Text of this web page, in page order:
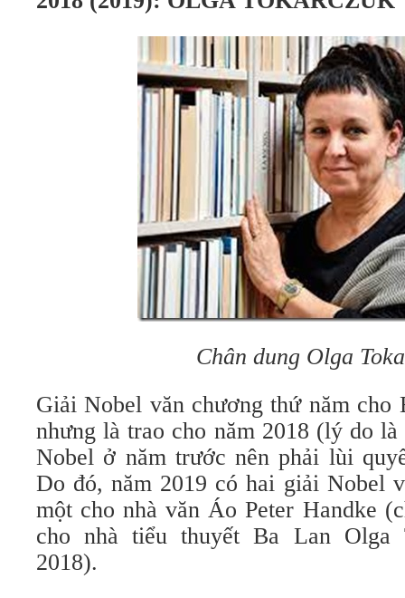
Chân dung Olga
Giải Nobel văn chương thứ năm cho
nhưng là trao cho năm 2018 (lý do
Nobel ở năm trước nên phải lùi
Do đó, năm 2019 có hai giải Nobel
một cho nhà văn Áo Peter Handke
cho nhà tiểu thuyết Ba Lan Olga
2018).